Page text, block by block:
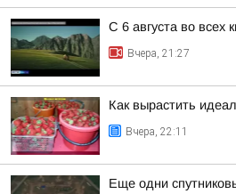
С 6 августа во всех
Вчера, 21:27
Как вырастить
Вчера, 22:11
Еще одни